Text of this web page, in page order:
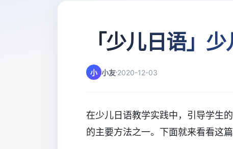
「少儿日语」
小 小友 2020-12-03
在少儿日语教学实践中，引导学生
的主要方法之一。下面就来看看这篇